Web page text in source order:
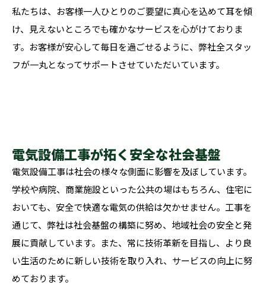
私たちは、お客様一人ひとりのご要望に真心を込めて耳を傾
け、見えないところでも確かなサービスを心がけておりま
す。お客様が安心して毎日を過ごせるように、弊社全スタッ
フが一丸となってサポートさせていただいています。
電気設備工事が拓く安全な社会基盤
電気設備工事は社会の様々な側面に影響を及ぼしています。
学校や病院、商業施設といった公共の場はもちろん、住宅に
おいても、安全で快適な電気の供給は欠かせません。工事を
通じて、弊社は社会基盤の構築に努め、地域社会の安全と発
展に貢献しています。また、常に技術革新を目指し、より良
い生活のために新しい技術を取り入れ、サービスの向上に努
めております。